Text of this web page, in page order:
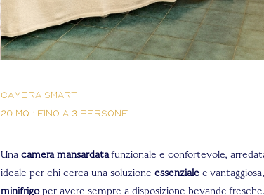
Camera Smart
20 mq · fino a 3 persone
Una camera mansardatafunzionale e confortevole,
ideale per chi cerca una soluzione essenziale e
minifrigoper avere sempre a disposizione bevande fresche.